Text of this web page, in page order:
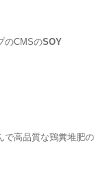
のCMSのSOY
で高品質な鶏糞堆肥の